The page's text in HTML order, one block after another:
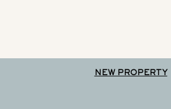
NEW PROPERTY